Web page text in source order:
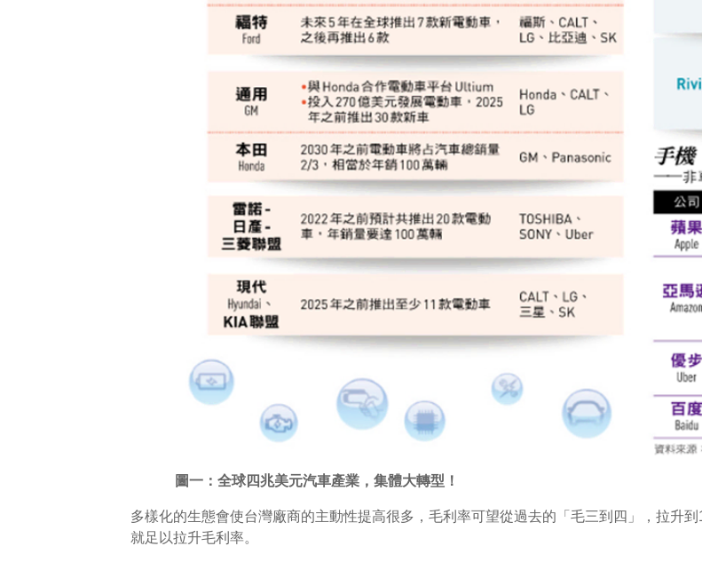
圖一：全球四兆美元汽車產業，集體大轉型！
多樣化的生態會使台灣廠商的主動性提高很多，毛利率可望從過去的「毛三到四」，拉升
就足以拉升毛利率。